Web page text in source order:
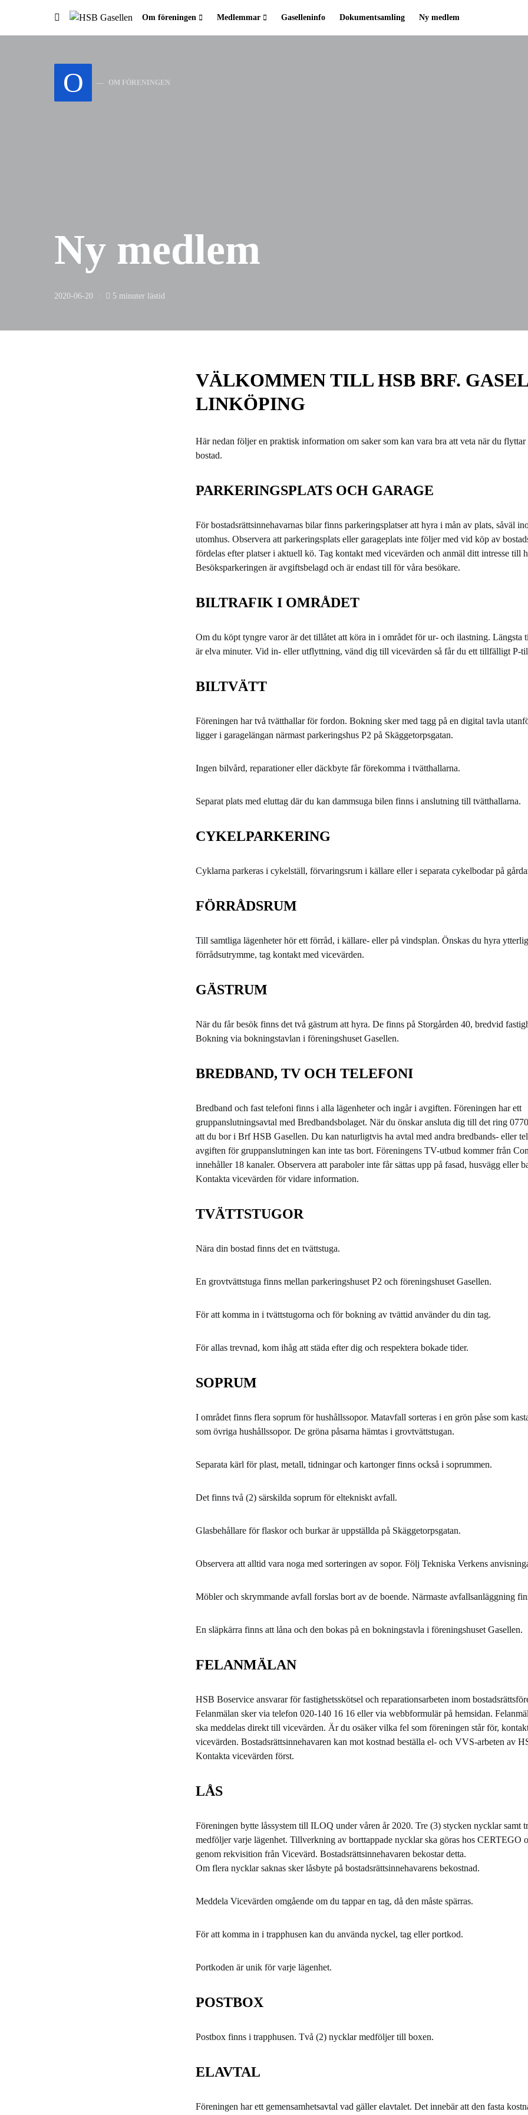
Om föreningen Medlemmar Gaselleninfo Dokumentsamling Ny medlem
Sök efter:
O OM FÖRENINGEN
Ny medlem
2020-06-20 5 minuter lästid
VÄLKOMMEN TILL HSB BRF.
LINKÖPING
Här nedan följer en praktisk information om saker som kan vara bra att veta när du
bostad.
PARKERINGSPLATS OCH GARAGE
För bostadsrättsinnehavarnas bilar finns parkeringsplatser att hyra i mån av plats, såväl
utomhus. Observera att parkeringsplats eller garageplats inte följer med vid köp av
fördelas efter platser i aktuell kö. Tag kontakt med vicevärden och anmäl ditt intresse till
Besöksparkeringen är avgiftsbelagd och är endast till för våra besökare.
BILTRAFIK I OMRÅDET
Om du köpt tyngre varor är det tillåtet att köra in i området för ur- och ilastning. Längsta
är elva minuter. Vid in- eller utflyttning, vänd dig till vicevärden så får du ett tillfälligt P-
BILTVÄTT
Föreningen har två tvätthallar för fordon. Bokning sker med tagg på en digital tavla
ligger i garagelängan närmast parkeringshus P2 på Skäggetorpsgatan.
Ingen bilvård, reparationer eller däckbyte får förekomma i tvätthallarna.
Separat plats med eluttag där du kan dammsuga bilen finns i anslutning till tvätthallarna.
CYKELPARKERING
Cyklarna parkeras i cykelställ, förvaringsrum i källare eller i separata cykelbodar på
FÖRRÅDSRUM
Till samtliga lägenheter hör ett förråd, i källare- eller på vindsplan. Önskas du hyra
förrådsutrymme, tag kontakt med vicevärden.
GÄSTRUM
När du får besök finns det två gästrum att hyra. De finns på Storgården 40, bredvid
Bokning via bokningstavlan i föreningshuset Gasellen.
BREDBAND, TV OCH TELEFONI
Bredband och fast telefoni finns i alla lägenheter och ingår i avgiften. Föreningen har ett
gruppanslutningsavtal med Bredbandsbolaget. När du önskar ansluta dig till det ring
att du bor i Brf HSB Gasellen. Du kan naturligtvis ha avtal med andra bredbands- eller
avgiften för gruppanslutningen kan inte tas bort. Föreningens TV-utbud kommer från
innehåller 18 kanaler. Observera att paraboler inte får sättas upp på fasad, husvägg eller
Kontakta vicevärden för vidare information.
TVÄTTSTUGOR
Nära din bostad finns det en tvättstuga.
En grovtvättstuga finns mellan parkeringshuset P2 och föreningshuset Gasellen.
För att komma in i tvättstugorna och för bokning av tvättid använder du din tag.
För allas trevnad, kom ihåg att städa efter dig och respektera bokade tider.
SOPRUM
I området finns flera soprum för hushållssopor. Matavfall sorteras i en grön påse som
som övriga hushållssopor. De gröna påsarna hämtas i grovtvättstugan.
Separata kärl för plast, metall, tidningar och kartonger finns också i soprummen.
Det finns två (2) särskilda soprum för eltekniskt avfall.
Glasbehållare för flaskor och burkar är uppställda på Skäggetorpsgatan.
Observera att alltid vara noga med sorteringen av sopor. Följ Tekniska Verkens
Möbler och skrymmande avfall forslas bort av de boende. Närmaste avfallsanläggning
En släpkärra finns att låna och den bokas på en bokningstavla i föreningshuset Gasellen.
FELANMÄLAN
HSB Boservice ansvarar för fastighetsskötsel och reparationsarbeten inom
Felanmälan sker via telefon 020-140 16 16 eller via webbformulär på hemsidan.
ska meddelas direkt till vicevärden. Är du osäker vilka fel som föreningen står för,
vicevärden. Bostadsrättsinnehavaren kan mot kostnad beställa el- och VVS-arbeten av
Kontakta vicevärden först.
LÅS
Föreningen bytte låssystem till ILOQ under våren år 2020. Tre (3) stycken nycklar samt
medföljer varje lägenhet. Tillverkning av borttappade nycklar ska göras hos CERTEGO
genom rekvisition från Vicevärd. Bostadsrättsinnehavaren bekostar detta.
Om flera nycklar saknas sker låsbyte på bostadsrättsinnehavarens bekostnad.
Meddela Vicevärden omgående om du tappar en tag, då den måste spärras.
För att komma in i trapphusen kan du använda nyckel, tag eller portkod.
Portkoden är unik för varje lägenhet.
POSTBOX
Postbox finns i trapphusen. Två (2) nycklar medföljer till boxen.
ELAVTAL
Föreningen har ett gemensamhetsavtal vad gäller elavtalet. Det innebär att den fasta